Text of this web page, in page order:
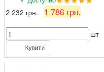
2 232 грн. 1 786 грн.
шт
Купити